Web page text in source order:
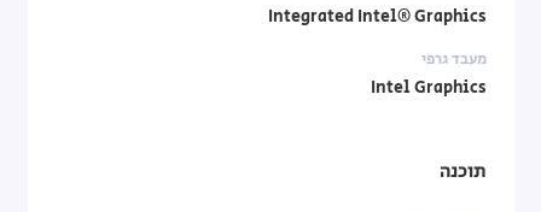
Integrated Intel® Graphics
מעבד גרפי
Intel Graphics
תוכנה